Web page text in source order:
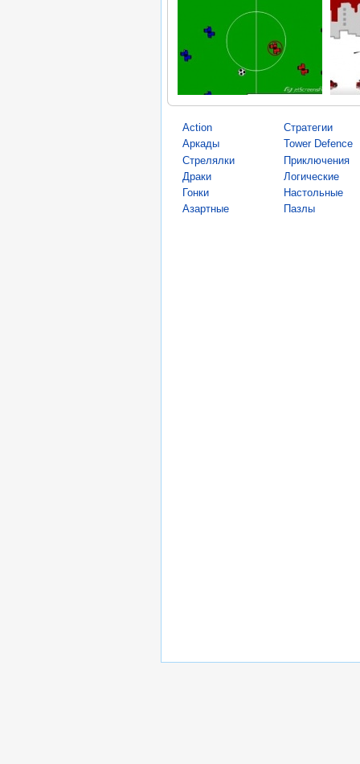
Action
Аркады
Стрелялки
Драки
Гонки
Азартные
Стратегии
Tower Defence
Приключения
Логические
Настольные
Пазлы